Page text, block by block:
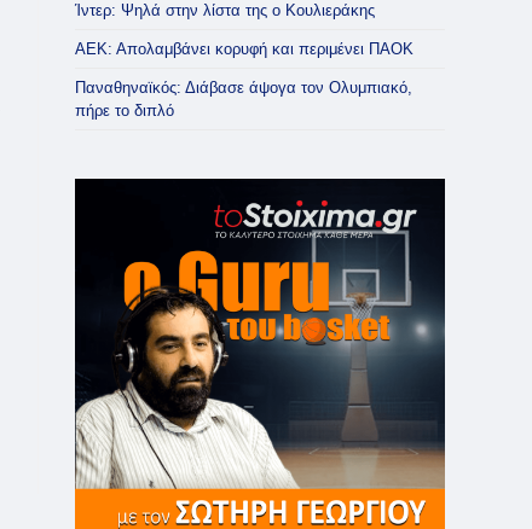
Ίντερ: Ψηλά στην λίστα της ο Κουλιεράκης
ΑΕΚ: Απολαμβάνει κορυφή και περιμένει ΠΑΟΚ
Παναθηναϊκός: Διάβασε άψογα τον Ολυμπιακό,
πήρε το διπλό